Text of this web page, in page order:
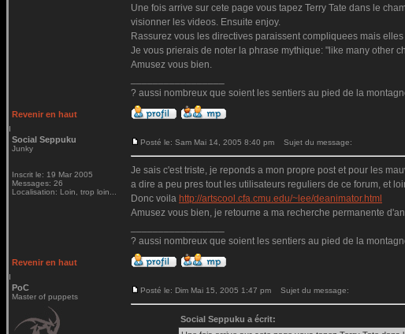
Une fois arrive sur cete page vous tapez Terry Tate dans le
visionner les videos. Ensuite enjoy.
Rassurez vous les directives paraissent compliquees mais
Je vous prierais de noter la phrase mythique: "like many other
Amusez vous bien.
? aussi nombreux que soient les sentiers au pied de la
Revenir en haut
Social Seppuku
Junky
Inscrit le: 19 Mar 2005
Messages: 26
Localisation: Loin, trop loin...
Posté le: Sam Mai 14, 2005 8:40 pm Sujet du message:
Je sais c'est triste, je reponds a mon propre post et pour les
a dire a peu pres tout les utilisateurs reguliers de ce forum, et
Donc voila http://artscool.cfa.cmu.edu/~lee/deanimator.html
Amusez vous bien, je retourne a ma recherche permanente
? aussi nombreux que soient les sentiers au pied de la
Revenir en haut
PoC
Master of puppets
Posté le: Dim Mai 15, 2005 1:47 pm Sujet du message:
Social Seppuku a écrit: